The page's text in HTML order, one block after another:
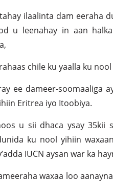
ilaalinta dam eeraha
u leenahay in aan
chile ku yaalla ku nool
ee dameer-soomaaliga
Eritrea iyo Itoobiya.
u sii dhaca ysay 35kii
ku nool yihiin
IUCN aysan war ka
waxaa loo